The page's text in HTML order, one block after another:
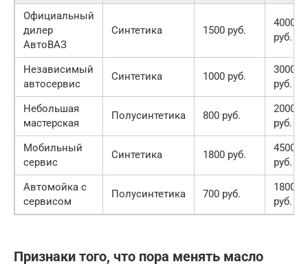
Официальный
дилер
АвтоВАЗ
Синтетика 1500 руб.
4000-
руб.
Независимый
автосервис
Синтетика 1000 руб.
3000-
руб.
Небольшая
мастерская
Полусинтетика 800 руб.
2000-
руб.
Мобильный
сервис
Синтетика 1800 руб.
4500-
руб.
Автомойка с
сервисом
Полусинтетика 700 руб.
1800-
руб.
Признаки того, что пора менять масло